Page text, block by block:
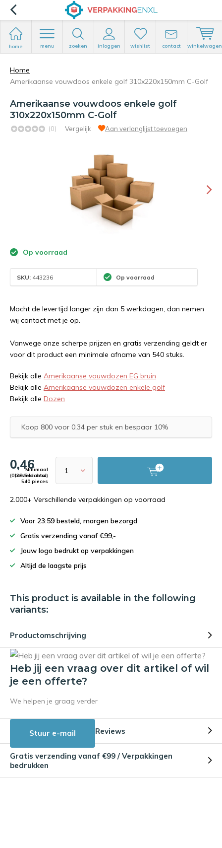
home menu zoeken inloggen wishlist contact winkelwagen
Home
Amerikaanse vouwdoos enkele golf 310x220x150mm C-Golf
Amerikaanse vouwdoos enkele golf
310x220x150mm C-Golf
(0) Vergelijk Aan verlanglijst toevoegen
Op voorraad
SKU: 443236 Op voorraad
Mocht de levertijd langer zijn dan 5 werkdagen, dan nemen
wij contact met je op.
Vanwege onze scherpe prijzen en gratis verzending geldt er
voor dit product een minimale afname van 540 stuks.
Bekijk alle Amerikaanse vouwdozen EG bruin
Bekijk alle Amerikaanse vouwdozen enkele golf
Bekijk alle Dozen
Koop 800 voor 0,34 per stuk en bespaar 10%
0,46
(0,38 Excl. btw)
Minimaal
bestelaantal:
540 pieces
2.000+ Verschillende verpakkingen op voorraad
Voor 23:59 besteld, morgen bezorgd
Gratis verzending vanaf €99,-
Jouw logo bedrukt op verpakkingen
Altijd de laagste prijs
This product is available in the following
variants:
Productomschrijving
Heb jij een vraag over dit artikel of wil
je een offerte?
We helpen je graag verder
Stuur e-mail Reviews
Gratis verzending vanaf €99 / Verpakkingen
bedrukken